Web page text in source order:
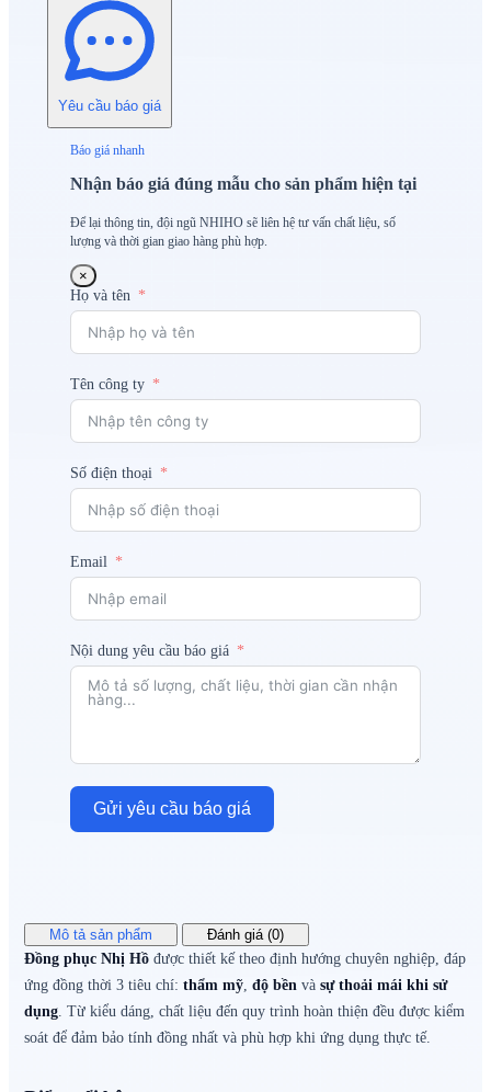
Yêu cầu báo giá
Báo giá nhanh
Nhận báo giá đúng mẫu cho sản phẩm hiện tại
Để lại thông tin, đội ngũ NHIHO sẽ liên hệ tư vấn chất liệu, số
lượng và thời gian giao hàng phù hợp.
×
Họ và tên
Tên công ty
Số điện thoại
Email
Nội dung yêu cầu báo giá
Gửi yêu cầu báo giá
Mô tả sản phẩm
Đánh giá (0)
Đồng phục Nhị Hồ được thiết kế theo định hướng chuyên nghiệp, đáp
ứng đồng thời 3 tiêu chí: thẩm mỹ độ bền và sự thoải mái khi sử
dụng . Từ kiểu dáng, chất liệu đến quy trình hoàn thiện đều được kiểm
soát để đảm bảo tính đồng nhất và phù hợp khi ứng dụng thực tế.